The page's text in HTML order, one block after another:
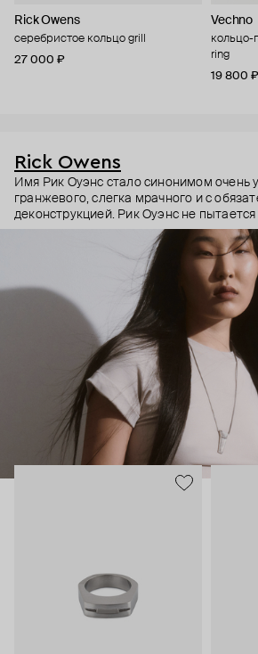
Rick Owens
серебристое кольцо grill
27 000 ₽
Vechno
кольцо-
ring
19 800 ₽
Rick Owens
Имя Рик Оуэнс стало синонимом очень
гранжевого, слегка мрачного и с
деконструкцией. Рик Оуэнс не пытается
трендовое, но будто бы гнет свою
материалов специально делает сразу
обновляет коллекции, а перевыпускает
культовые модели бренда. Из показов
перформансы. И да, за такое
всем мире. Rick Owens – для тех, кто
непривычное, а не только
украшениях бренда этот бунтарский
Кольца – непривычно большие, с
массивные и черненые, браслеты –
даже на вид. Тем, кто готов выдержать